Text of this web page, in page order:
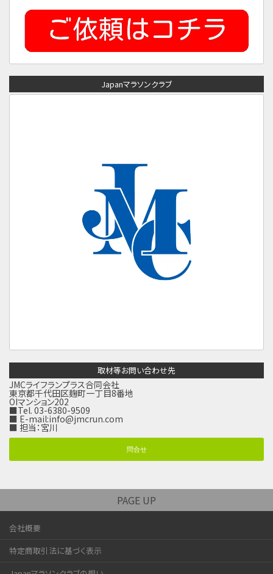
Japanマラソンクラブ
取材等お問い合わせ先
JMCライフランプラス合同会社
東京都千代田区麹町一丁目8番地
OIマンション202
■Tel. 03-6380-9509
■ E-mail:info@jmcrun.com
■ 担当：宮川
問合せ
PAGE UP
会社概要
特定商取引法に基づく表示